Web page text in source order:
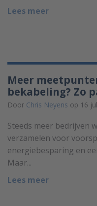
Lees meer
Meer
bekabeling? Zo
Door Chris Neyens op 16
Steeds meer bedrijven
verzamelen voor
energiebesparing en
Maar...
Lees meer